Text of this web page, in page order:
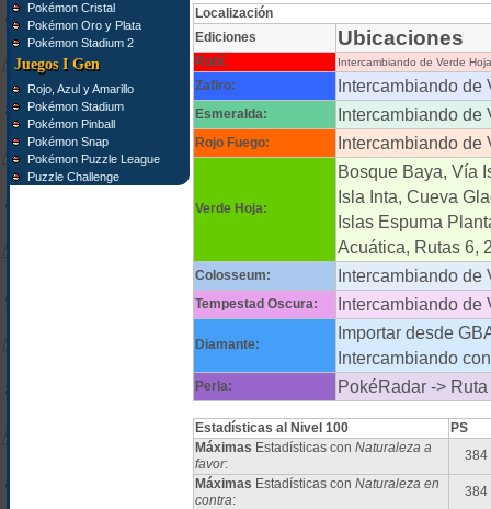
Pokémon Cristal
Pokémon Oro y Plata
Pokémon Stadium 2
Juegos I Gen
Rojo, Azul y Amarillo
Pokémon Stadium
Pokémon Pinball
Pokémon Snap
Pokémon Puzzle League
Puzzle Challenge
Localización
Ediciones
Ubicaciones
Rubí: Intercambiando de Verde Hoja
Zafiro: Intercambiando de
Esmeralda: Intercambiando de
Rojo Fuego: Intercambiando de
Verde Hoja:
Bosque Baya, Vía
Isla Inta, Cueva
Islas Espuma
Acuática, Rutas 6,
Colosseum: Intercambiando de
Tempestad Oscura: Intercambiando de
Diamante:
Importar desde
Intercambiando
Perla: PokéRadar ->
Estadísticas al Nivel 100
PS
Máximas Estadísticas con Naturaleza a
favor:
384
Máximas Estadísticas con Naturaleza en
contra:
384